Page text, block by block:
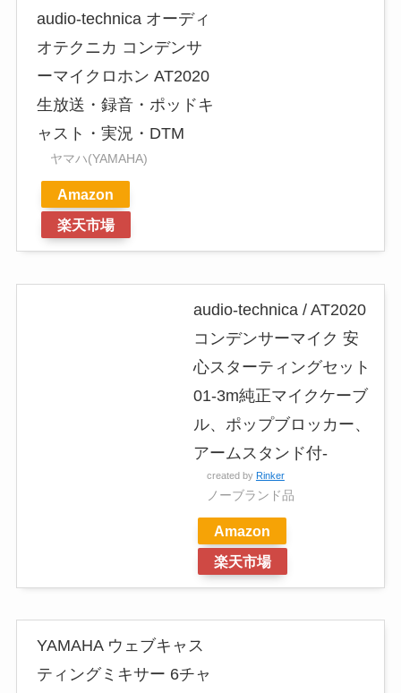
audio-technica オーディ
オテクニカ コンデンサ
ーマイクロホン AT2020
生放送・録音・ポッドキ
ャスト・実況・DTM
ヤマハ(YAMAHA)
Amazon
楽天市場
audio-technica / AT2020
コンデンサーマイク 安
心スターティングセット
01-3m純正マイクケーブ
ル、ポップブロッカー、
アームスタンド付-
created by Rinker
ノーブランド品
Amazon
楽天市場
YAMAHA ウェブキャス
ティングミキサー 6チャ